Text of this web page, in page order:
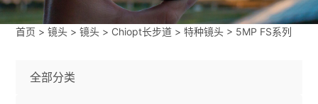
首页 >镜头 >镜头 > Chiopt长步道 >特种镜头 > 5MP FS系列
全部分类